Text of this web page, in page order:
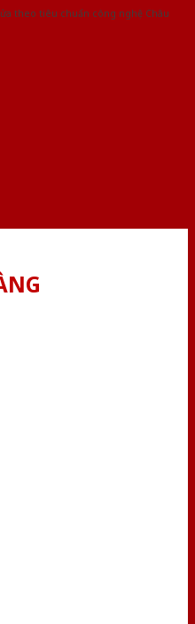
theo tiêu chuẩn công nghệ Châu